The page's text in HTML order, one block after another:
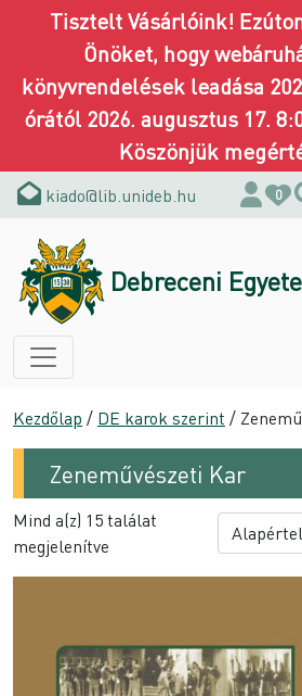
Tisztelt Vásárlóink!
Önöket, hogy
könyvrendelések leadása
órától 2026. augusztus 17.
Köszönjük
kiado@lib.unideb.hu 0
Debreceni
Kezdőlap / DE karok szerint /
Zeneművészeti Kar
Mind a(z) 15 találat
megjelenítve